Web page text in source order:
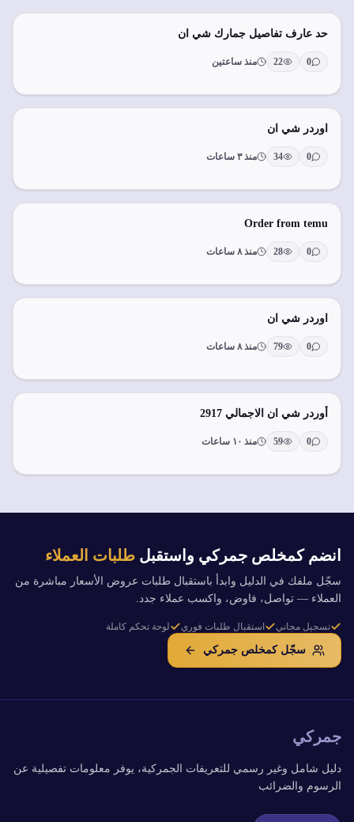
حد عارف تفاصيل جمارك شي ان
0
22 منذ ساعتين
اوردر شي ان
0
34 منذ ٣ ساعات
Order from temu
0
28 منذ ٨ ساعات
اوردر شي ان
0
79 منذ ٨ ساعات
أوردر شي ان الاجمالي 2917
0
59 منذ ١٠ ساعات
انضم كمخلص جمركي واستقبل طلبات العملاء
سجّل ملفك في الدليل وابدأ باستقبال طلبات عروض الأسعار مباشرة من
العملاء — تواصل، فاوض، واكسب عملاء جدد.
تسجيل مجاني استقبال طلبات فوري لوحة تحكم كاملة
سجّل كمخلص جمركي
جمركي
دليل شامل وغير رسمي للتعريفات الجمركية، يوفر معلومات تفصيلية عن
الرسوم والضرائب